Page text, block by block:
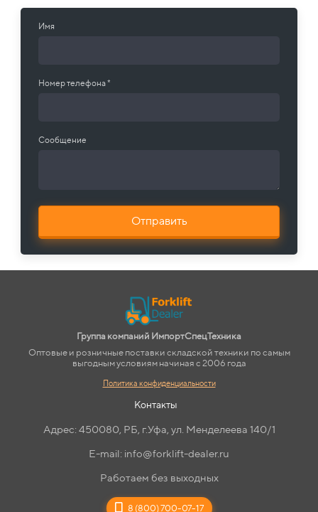
Имя
Номер телефона *
Сообщение
Отправить
Группа компаний ИмпортСпецТехника
Оптовые и розничные поставки складской техники по самым
выгодным условиям начиная с 2006 года
Политика конфиденциальности
Контакты
Адрес: 450080, РБ, г.Уфа, ул. Менделеева 140/1
E-mail: info@forklift-dealer.ru
Работаем без выходных
8 (800) 700-07-17